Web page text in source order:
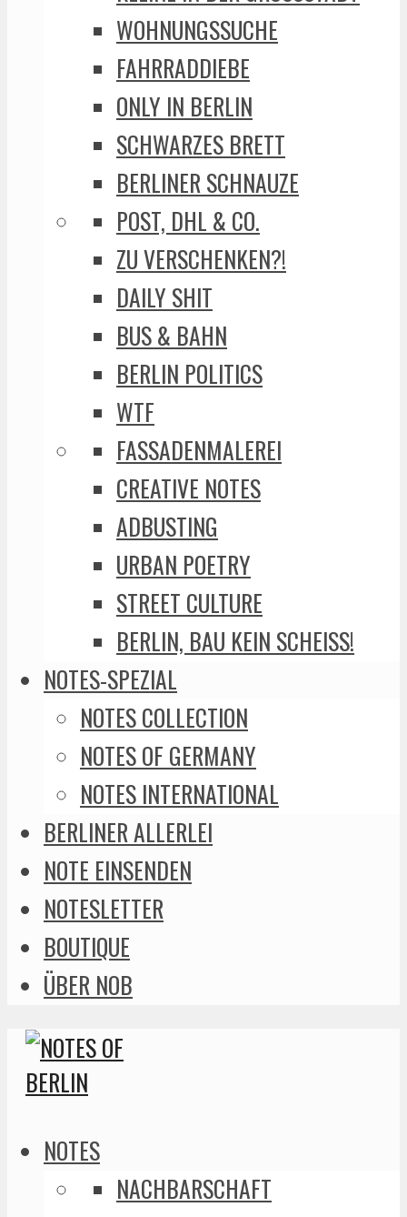
WOHNUNGSSUCHE
FAHRRADDIEBE
ONLY IN BERLIN
SCHWARZES BRETT
BERLINER SCHNAUZE
POST, DHL & CO.
ZU VERSCHENKEN?!
DAILY SHIT
BUS & BAHN
BERLIN POLITICS
WTF
FASSADENMALEREI
CREATIVE NOTES
ADBUSTING
URBAN POETRY
STREET CULTURE
BERLIN, BAU KEIN SCHEISS!
NOTES-SPEZIAL
NOTES COLLECTION
NOTES OF GERMANY
NOTES INTERNATIONAL
BERLINER ALLERLEI
NOTE EINSENDEN
NOTESLETTER
BOUTIQUE
ÜBER NOB
NOTES
NACHBARSCHAFT